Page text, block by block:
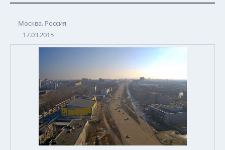
Москва, Россия
17.03.2015